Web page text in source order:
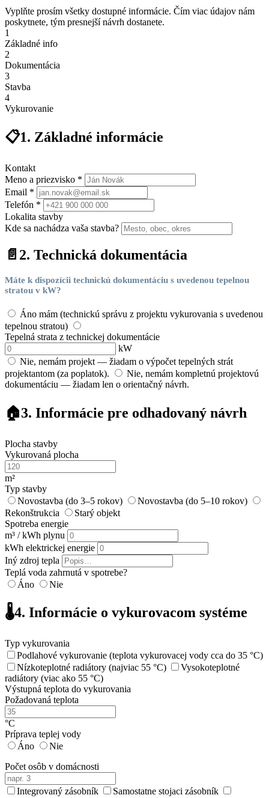
Vyplňte prosím všetky dostupné informácie. Čím viac údajov nám
poskytnete, tým presnejší návrh dostanete.
1
Základné info
2
Dokumentácia
3
Stavba
4
Vykurovanie
📋1. Základné informácie
Kontakt
Meno a priezvisko *
Email *
Telefón *
Lokalita stavby
Kde sa nachádza vaša stavba?
📄 2. Technická dokumentácia
Máte k dispozícii technickú dokumentáciu s uvedenou tepelnou
stratou v kW?
Áno mám (technickú správu z projektu vykurovania s uvedenou
tepelnou stratou)
Tepelná strata z technickej dokumentácie
kW
Nie, nemám projekt — žiadam o výpočet tepelných strát
projektantom (za poplatok).
Nie, nemám kompletnú projektovú
dokumentáciu — žiadam len o orientačný návrh.
🏠3. Informácie pre odhadovaný návrh
Plocha stavby
Vykurovaná plocha
m²
Typ stavby
Novostavba (do 3–5 rokov)
Novostavba (do 5–10 rokov)
Rekonštrukcia
Starý objekt
Spotreba energie
m³ / kWh plynu
kWh elektrickej energie
Iný zdroj tepla
Teplá voda zahrnutá v spotrebe?
Áno
Nie
🌡️4. Informácie o vykurovacom systéme
Typ vykurovania
Podlahové vykurovanie (teplota vykurovacej vody cca do 35 °C)
Nízkoteplotné radiátory (najviac 55 °C)
Vysokoteplotné
radiátory (viac ako 55 °C)
Výstupná teplota do vykurovania
Požadovaná teplota
°C
Príprava teplej vody
Áno
Nie
Počet osôb v domácnosti
Integrovaný zásobník
Samostatne stojaci zásobník